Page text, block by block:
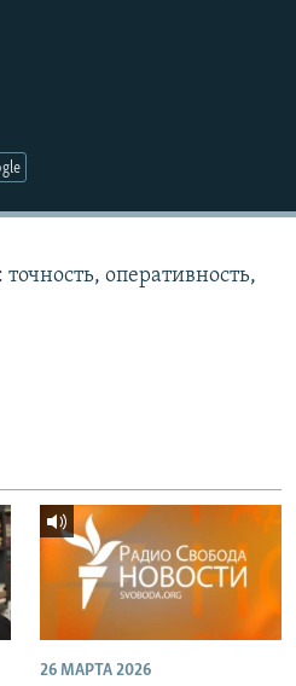
оперативность,
26 МАРТА 2026